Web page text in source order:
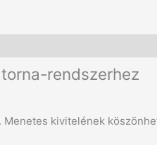
rendszerhez
kivitelének